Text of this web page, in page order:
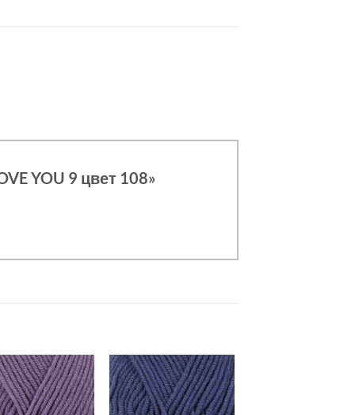
YOU 9 цвет 108»
Добавить в
избранное.
Добавить в
избранное.